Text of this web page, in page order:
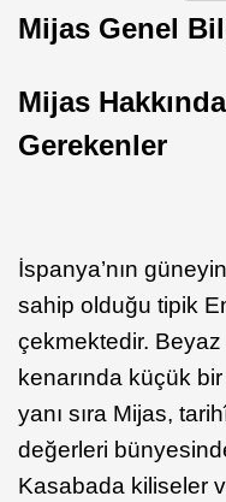
Mijas Genel
Mijas
Gerekenler
İspanya’nın
sahip olduğu tipik
çekmektedir.
kenarında küçük
yanı sıra Mijas,
değerleri
Kasabada kiliseler